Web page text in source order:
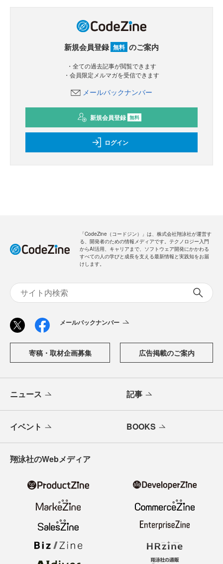
新規会員登録 無料 のご案内
・全ての過去記事が閲覧できます
・会員限定メルマガを受信できます
メールバックナンバー
新規会員登録 無料
ログイン
「CodeZine（コードジン）」は、株式会社翔泳社が運営す
る、開発者のための情報メディアです。テクノロジー入門
からAI活用、キャリアまで、ソフトウェア開発にかかわる
すべての人の学びと成長を支える最新情報と実践知をお届
けします。
メールバックナンバー
寄稿・取材企画募集 広告掲載のご案内
ニュース 記事
イベント BOOKS
翔泳社のWebメディア